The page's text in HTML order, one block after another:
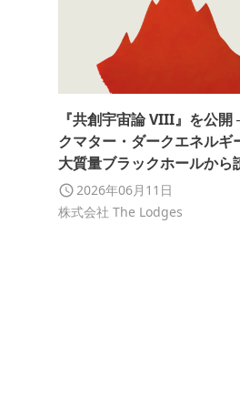
『共創宇宙論 VIII』を公
クマター・ダークエネルギ
大質量ブラックホールから
「宇宙固定点仮説」を提示
2026年06月11日
株式会社 The Lodges